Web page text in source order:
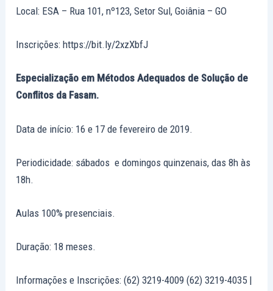
Local: ESA – Rua 101, nº123, Setor Sul, Goiânia – GO
Inscrições: https://bit.ly/2xzXbfJ
Especialização em Métodos Adequados de Solução de
Conflitos da Fasam.
Data de início: 16 e 17 de fevereiro de 2019.
Periodicidade: sábados e domingos quinzenais, das 8h às
18h.
Aulas 100% presenciais.
Duração: 18 meses.
Informações e Inscrições: (62) 3219-4009 (62) 3219-4035 |